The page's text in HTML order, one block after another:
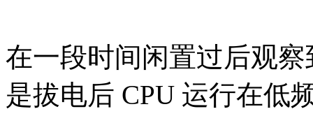
在一段时间闲置过后观
是拔电后 CPU 运行在低